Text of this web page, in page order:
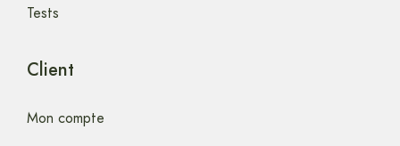
Tests
Client
Mon compte